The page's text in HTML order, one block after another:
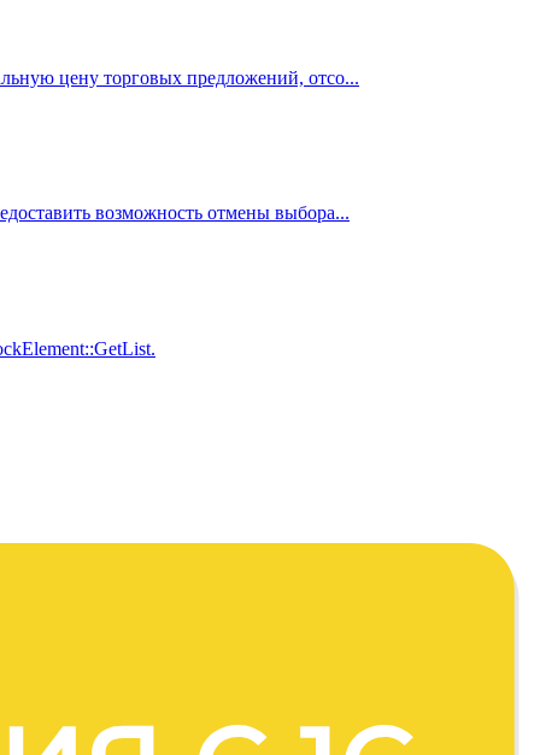
цену торговых предложений, отсо...
возможность отмены выбора...